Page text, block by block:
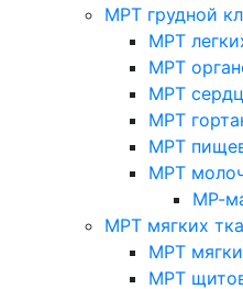
МРТ грудной
МРТ
МРТ
МРТ
МРТ
МРТ
МРТ
МР-
МРТ мягких
МРТ
МРТ